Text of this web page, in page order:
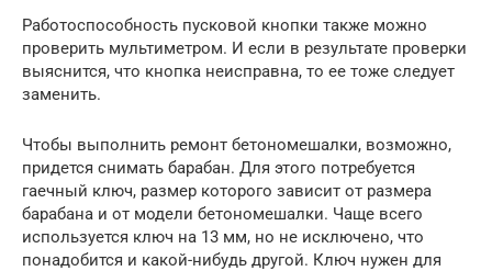
Работоспособность пусковой кнопки также можно
проверить мультиметром. И если в результате проверки
выяснится, что кнопка неисправна, то ее тоже следует
заменить.
Чтобы выполнить ремонт бетономешалки, возможно,
придется снимать барабан. Для этого потребуется
гаечный ключ, размер которого зависит от размера
барабана и от модели бетономешалки. Чаще всего
используется ключ на 13 мм, но не исключено, что
понадобится и какой-нибудь другой. Ключ нужен для